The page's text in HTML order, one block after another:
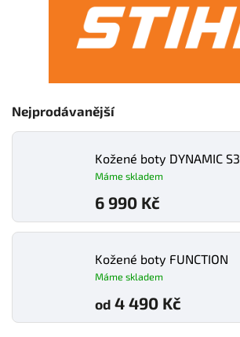
Nejprodávanější
Kožené boty DYNAMIC S3
Máme skladem
6 990 Kč
Kožené boty FUNCTION
Máme skladem
od 4 490 Kč